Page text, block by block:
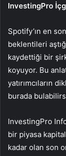
InvestingPro
Spotify’ın en
beklentileri
kaydettiği bir
koyuyor. Bu
yatırımcıların
burada
InvestingPro
bir piyasa
kadar olan son